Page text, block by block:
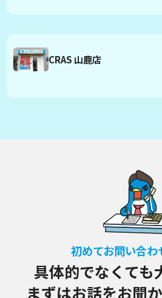
CRAS 山鹿店
初めてお問い合わ
具体的でなくても
まずはお話をお聞